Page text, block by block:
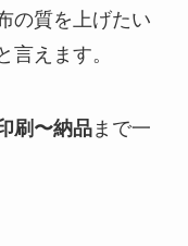
の質を上げたい
言えます。
刷〜納品まで一